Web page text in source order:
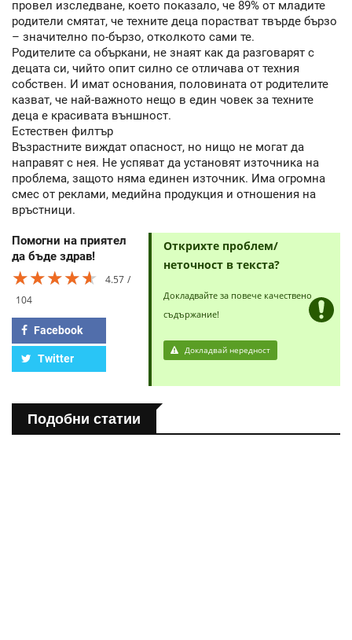
провел изследване, което показало, че 89% от младите
родители смятат, че техните деца порастват твърде бързо
– значително по-бързо, отколкото сами те.
Родителите са объркани, не знаят как да разговарят с
децата си, чийто опит силно се отличава от техния
собствен. И имат основания, половината от родителите
казват, че най-важното нещо в един човек за техните
деца е красивата външност.
Естествен филтър
Възрастните виждат опасност, но нищо не могат да
направят с нея. Не успяват да установят източника на
проблема, защото няма единен източник. Има огромна
смес от реклами, медийна продукция и отношения на
връстници.
Помогни на приятел
да бъде здрав!
★★★★★
★★★★★
★★★★★
4.57
104
Facebook
Twitter
Открихте проблем/
неточност в текста?
Докладвайте за повече качествено
съдържание!
Докладвай нередност
Подобни статии